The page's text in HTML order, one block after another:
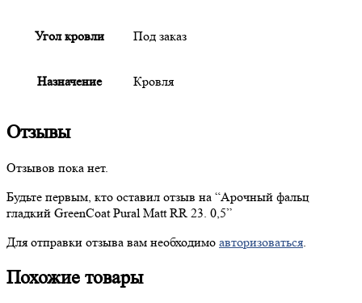
Угол кровли Под заказ
Назначение Кровля
Отзывы
Отзывов пока нет.
Будьте первым, кто оставил отзыв на “Арочный фальц
гладкий GreenCoat Pural Matt RR 23. 0,5”
Для отправки отзыва вам необходимо авторизоваться.
Похожие товары